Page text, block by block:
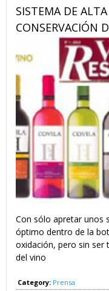
SISTEMA DE
CONSERVACIÓN
Con sólo apretar unos
óptimo dentro de la
oxidación, pero sin ser
del vino
Category: Prensa